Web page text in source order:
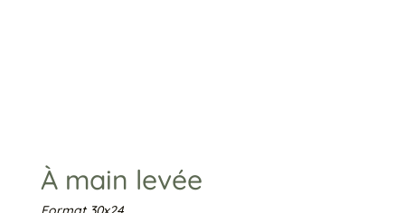
À main levée